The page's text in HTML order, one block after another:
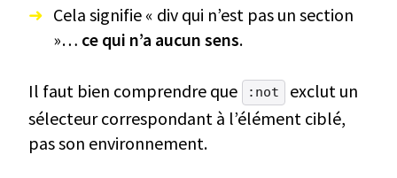
Cela signifie « div qui n’est pas un section
»… ce qui n’a aucun sens.
Il faut bien comprendre que :not
exclut un
sélecteur correspondant à l’élément ciblé,
pas son environnement.